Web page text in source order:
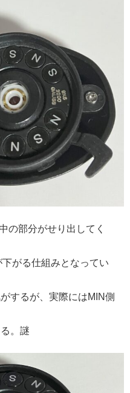
の部分がせり出してく
がる仕組みとなってい
するが、実際にはMIN側
。謎